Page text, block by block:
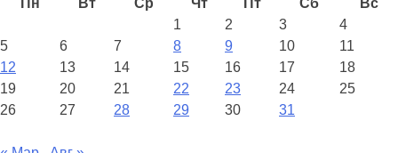
Пн
Вт Ср Чт Пт Сб
Вс
1
2 3
4
5
6 7 8 9 10
11
12
13 14 15 16 17
18
19
20 21 22 23 24
25
26
27 28 29 30 31